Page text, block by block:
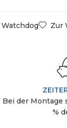
Watchdog Zur
Bei der Montage
%